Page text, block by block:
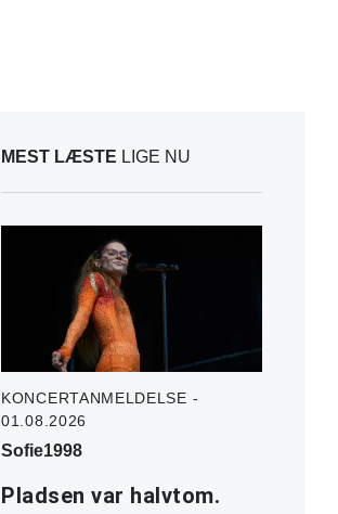
MEST LÆSTE LIGE NU
KONCERTANMELDELSE -
01.08.2026
Sofie1998
Pladsen var halvtom.